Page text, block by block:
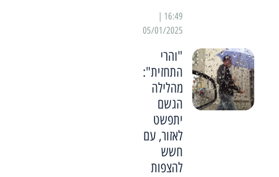
05/01/2025
"והרי
התחזית":
מהלילה
הגשם
יתפשט
לאזור, עם
חשש
להצפות